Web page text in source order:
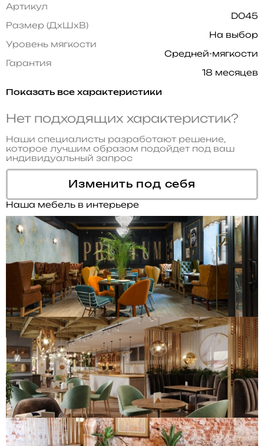
Артикул
D045
Размер (ДхШхВ)
На выбор
Уровень мягкости
Средней-мягкости
Гарантия
18 месяцев
Показать все характеристики
Нет подходящих характеристик?
Наши специалисты разработают решение,
которое лучшим образом подойдет под ваш
индивидуальный запрос
Изменить под себя
Наша мебель в интерьере